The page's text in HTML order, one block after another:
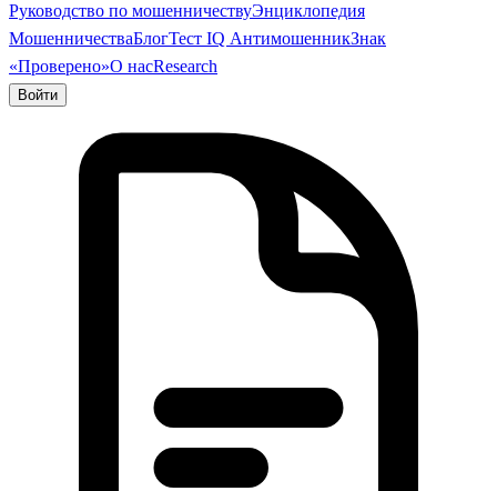
Руководство по мошенничествуЭнциклопедия
МошенничестваБлогТест IQ АнтимошенникЗнак
«Проверено»О насResearch
Войти